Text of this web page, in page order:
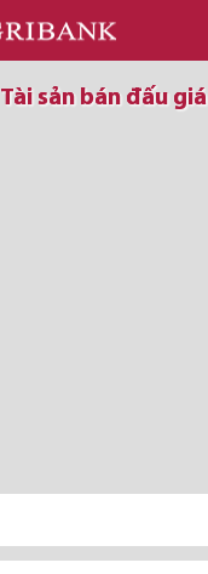
Tài sản bán đấu giá
Tài sản bán đấu giá
Tài sản bán đấu giá